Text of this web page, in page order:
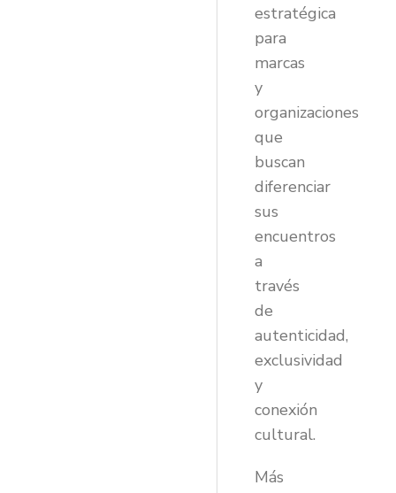
estratégica
para
marcas
y
organizaciones
que
buscan
diferenciar
sus
encuentros
a
través
de
autenticidad,
exclusividad
y
conexión
cultural.
Más